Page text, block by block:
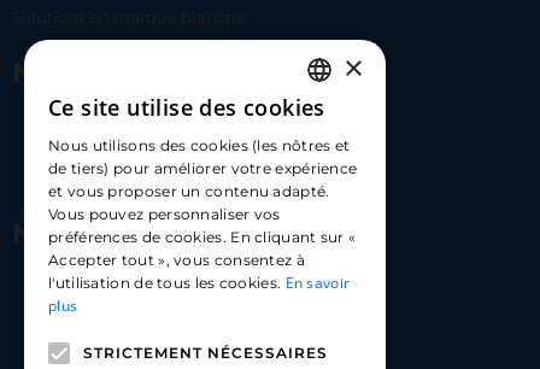
Solutions en marque blanche
Nous contacter
hello@carloapp.com
Nous suivre
Carlo App | Instagram
FRENCH
ENGLISH
SPANISH
×
Ce site utilise des cookies
Nous utilisons des cookies (les nôtres et
de tiers) pour améliorer votre expérience
et vous proposer un contenu adapté.
Vous pouvez personnaliser vos
préférences de cookies. En cliquant sur «
Accepter tout », vous consentez à
l'utilisation de tous les cookies. En savoir
plus
STRICTEMENT NÉCESSAIRES